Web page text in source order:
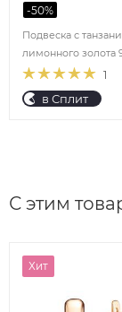
1
Подвеска с
лимонного золота
-50%
в Сплит
С этим
Хит